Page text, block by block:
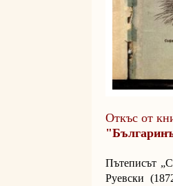
Откъс от
Пътеписът
Руевски